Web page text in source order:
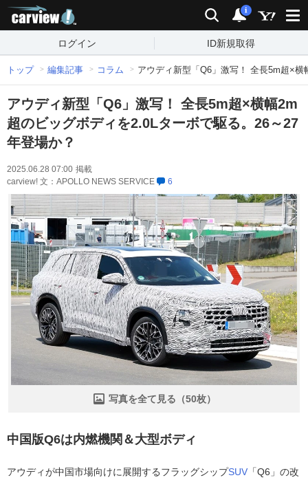
検索 通知
i
ログイン ID新規取得
トップ 編集記事 コラム アウディ新型「Q6」激写！ 全長5m超×
アウディ新型「Q6」激写！ 全長5m超×横幅2m
超のビッグボディを2.0Lターボで駆る。26～27
年登場か？
2025.06.28 07:00 掲載
carview! 文：APOLLO NEWS SERVICE
6
写真を全て見る（50枚）
中国版Q6は内燃機関＆大型ボディ
アウディが中国市場向けに展開するフラッグシップSUV 「Q6」の改